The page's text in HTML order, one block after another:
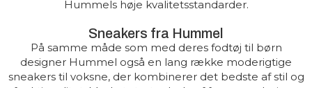
Hummels høje kvalitetsstandarder.
Sneakers fra Hummel
På samme måde som med deres fodtøj til børn
designer Hummel også en lang række moderigtige
sneakers til voksne, der kombinerer det bedste af stil og